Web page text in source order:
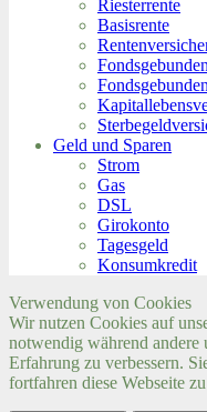
Riesterrente
Basisrente
Geld und Sparen
Strom
Gas
DSL
Girokonto
Tagesgeld
Konsumkredit
Verwendung von Cookies
Wir nutzen Cookies auf
notwendig während andere
Erfahrung zu verbessern.
fortfahren diese Webseite